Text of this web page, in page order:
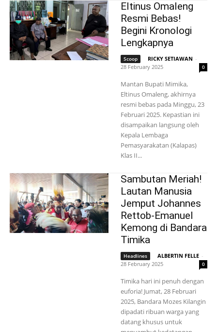
Eltinus Omaleng
Resmi Bebas!
Begini Kronologi
Lengkapnya
Scoop RICKY SETIAWAN -
28 February 2025
0
Mantan Bupati Mimika,
Eltinus Omaleng, akhirnya
resmi bebas pada Minggu, 23
Februari 2025. Kepastian ini
disampaikan langsung oleh
Kepala Lembaga
Pemasyarakatan (Kalapas)
Klas II...
Sambutan Meriah!
Lautan Manusia
Jemput Johannes
Rettob-Emanuel
Kemong di Bandara
Timika
Headlines ALBERTIN FELLE -
28 February 2025
0
Timika hari ini penuh dengan
euforia! Jumat, 28 Februari
2025, Bandara Mozes Kilangin
dipadati ribuan warga yang
datang khusus untuk